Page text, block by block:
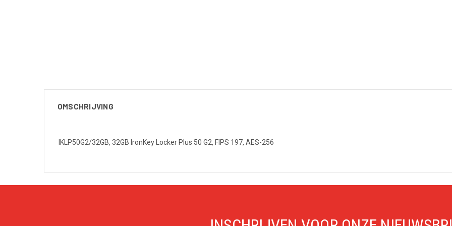
OMSCHRIJVING
IKLP50G2/32GB, 32GB IronKey Locker Plus 50 G2, FIPS 197, AES-256